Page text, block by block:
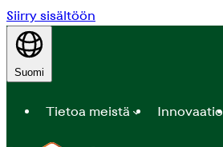
Siirry sisältöön
Suomi
Tietoa meistä Innovaatio